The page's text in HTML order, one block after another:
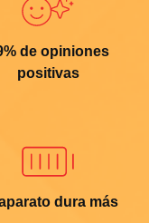
de opiniones
positivas
dura más